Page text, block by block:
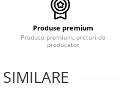
Produse premium
Produse premium, preturi de
producator